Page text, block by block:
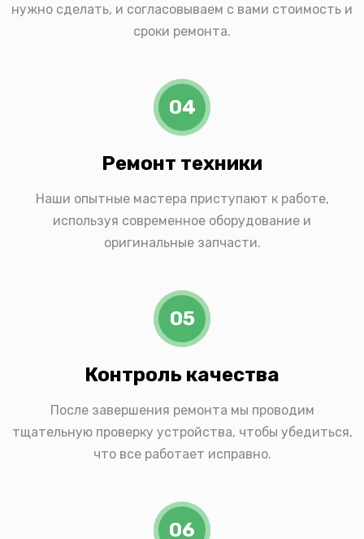
нужно сделать, и согласовываем с вами стоимость и
сроки ремонта.
04
Ремонт техники
Наши опытные мастера приступают к работе,
используя современное оборудование и
оригинальные запчасти.
05
Контроль качества
После завершения ремонта мы проводим
тщательную проверку устройства, чтобы убедиться,
что все работает исправно.
06